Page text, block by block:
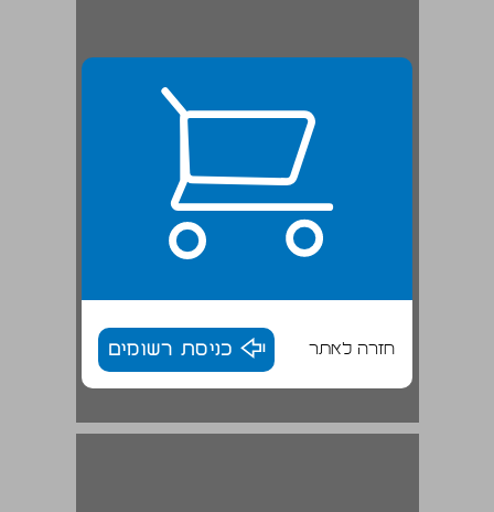
חזרה לאתר כניסת רשומים